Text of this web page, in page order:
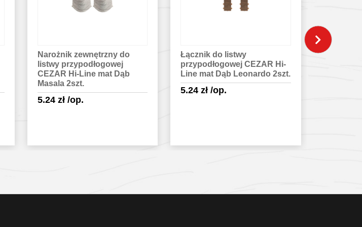
Narożnik zewnętrzny do
listwy przypodłogowej
CEZAR Hi-Line mat Dąb
Masala 2szt.
5.24 zł/op.
Łącznik do listwy
przypodłogowej CEZAR Hi-
Line mat Dąb Leonardo 2szt.
5.24zł /op.
Narożnik